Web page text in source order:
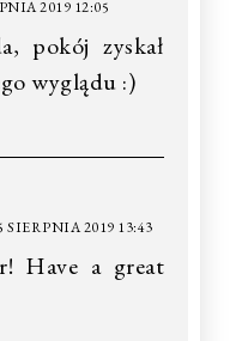
2019 12:05
pokój zyskał
wyglądu :)
SIERPNIA 2019 13:43
Have a great